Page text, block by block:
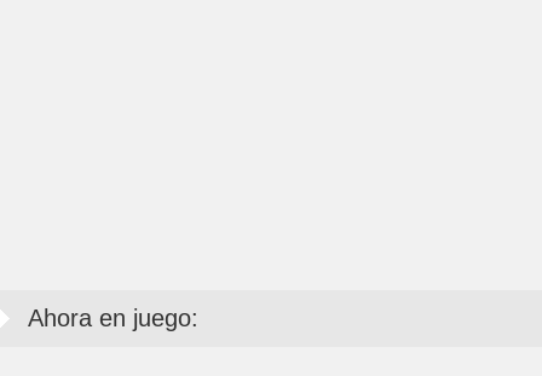
Ahora en juego: